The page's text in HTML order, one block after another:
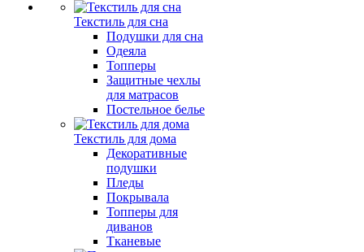
Текстиль для сна
Подушки для сна
Одеяла
Топперы
Защитные чехлы
для матрасов
Постельное белье
Текстиль для дома
Декоративные
подушки
Пледы
Покрывала
Топперы для
диванов
Тканевые